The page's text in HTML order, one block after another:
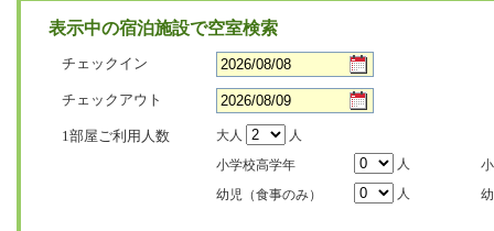
表示中の宿泊施設で空室検索
チェックイン
チェックアウト
1部屋ご利用人数 大人
人
小学校高学年
人
幼児（食事のみ）
人